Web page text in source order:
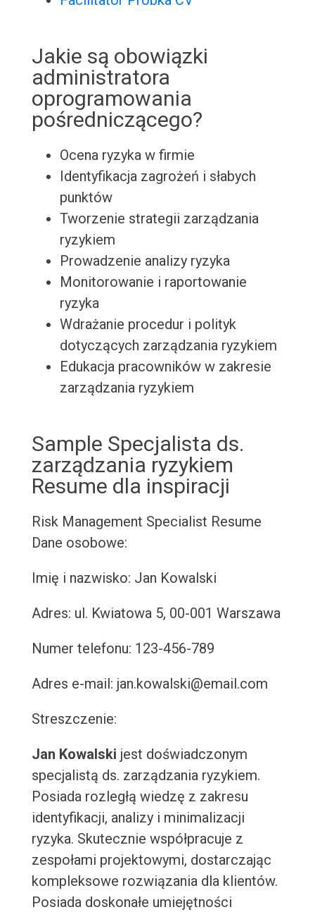
Jakie są obowiązki
administratora
oprogramowania
pośredniczącego?
Ocena ryzyka w firmie
Identyfikacja zagrożeń i słabych
punktów
Tworzenie strategii zarządzania
ryzykiem
Prowadzenie analizy ryzyka
Monitorowanie i raportowanie
ryzyka
Wdrażanie procedur i polityk
dotyczących zarządzania ryzykiem
Edukacja pracowników w zakresie
zarządzania ryzykiem
Sample Specjalista ds.
zarządzania ryzykiem
Resume dla inspiracji
Risk Management Specialist Resume
Dane osobowe:
Imię i nazwisko: Jan Kowalski
Adres: ul. Kwiatowa 5, 00-001 Warszawa
Numer telefonu: 123-456-789
Adres e-mail: jan.kowalski@email.com
Streszczenie:
Jan Kowalski jest doświadczonym
specjalistą ds. zarządzania ryzykiem.
Posiada rozległą wiedzę z zakresu
identyfikacji, analizy i minimalizacji
ryzyka. Skutecznie współpracuje z
zespołami projektowymi, dostarczając
kompleksowe rozwiązania dla klientów.
Posiada doskonałe umiejętności